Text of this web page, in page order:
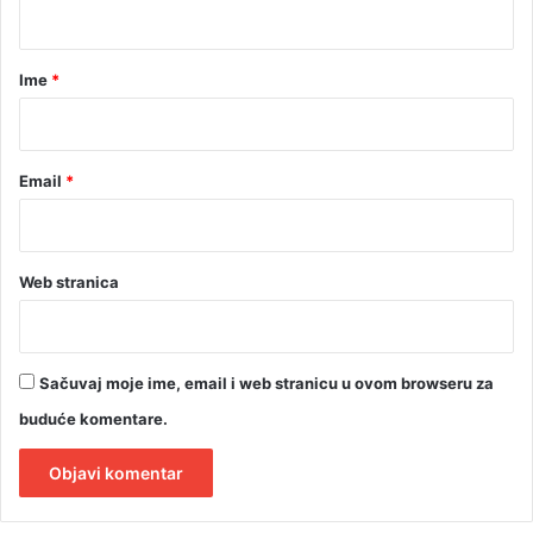
rIme *
Email *
Web stranica
Sačuvaj moje ime, email i web stranicu u ovom browseru za
buduće komentare.